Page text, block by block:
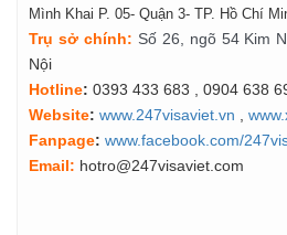
Mình Khai P. 05- Quận 3- TP. Hồ Chí
Trụ sở chính: Số 26, ngõ 54 Kim
Nội
Hotline: 0393 433 683 , 0904 638
Website: www.247visaviet.vn
Fanpage: www.facebook.com/
Email: hotro@247visaviet.com